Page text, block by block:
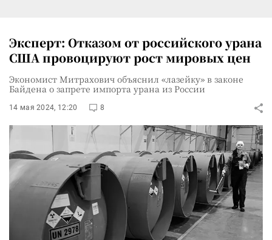
Эксперт: Отказом от российского урана
США провоцируют рост мировых цен
Экономист Митрахович объяснил «лазейку» в законе
Байдена о запрете импорта урана из России
14 мая 2024, 12:20 8